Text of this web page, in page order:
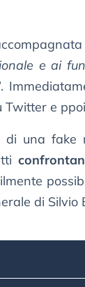
e ai
Twitter e
di una fake
di Silvio